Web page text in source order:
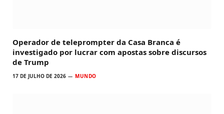
Operador de teleprompter da Casa Branca é
investigado por lucrar com apostas sobre discursos
de Trump
17 DE JULHO DE 2026 MUNDO